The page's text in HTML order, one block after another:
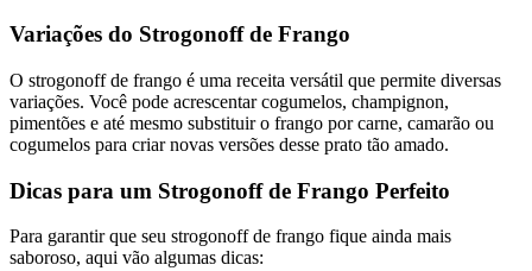
Variações do Strogonoff de Frango
O strogonoff de frango é uma receita versátil que permite diversas
variações. Você pode acrescentar cogumelos, champignon,
pimentões e até mesmo substituir o frango por carne, camarão ou
cogumelos para criar novas versões desse prato tão amado.
Dicas para um Strogonoff de Frango Perfeito
Para garantir que seu strogonoff de frango fique ainda mais
saboroso, aqui vão algumas dicas: